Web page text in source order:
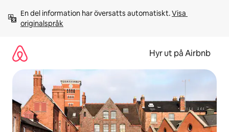
innehåll
En del information har översatts automatiskt. Visa
originalspråk
Hyr ut på Airbnb